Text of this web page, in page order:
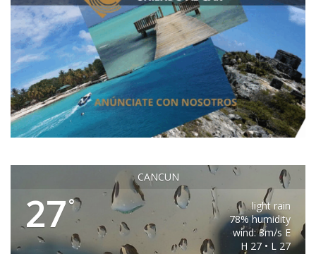
CANCUN
27°
light rain
78% humidity
wind: 3m/s E
H 27 • L 27